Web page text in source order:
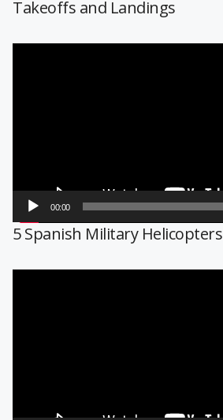
Takeoffs and Landings
00:00
5 Spanish Military Helicopters